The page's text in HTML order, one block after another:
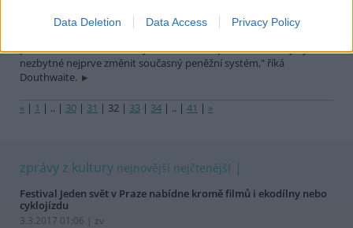
Data Deletion Data Access Privacy Policy
ekonomickým růstem, jinak se začíná hroutit. Naopak "chcemeli
přetrvat bez neobnovitelných sociálních a přírodních zdrojů, je
nezbytné nejprve změnit současný peněžní systém," říká
Douthwaite.
« | 1 | .. | 30 | 31 | 32 | 33 | 34 | .. | 41 | »
zprávy z kultury nejnovější nejčtenější
Festival Jeden svět v Praze nabídne kromě filmů i ekodílny nebo
cyklojízdu
3.3.2017 01:06 | zv